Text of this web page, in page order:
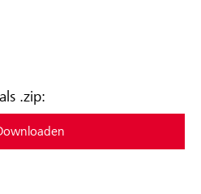
.zip: